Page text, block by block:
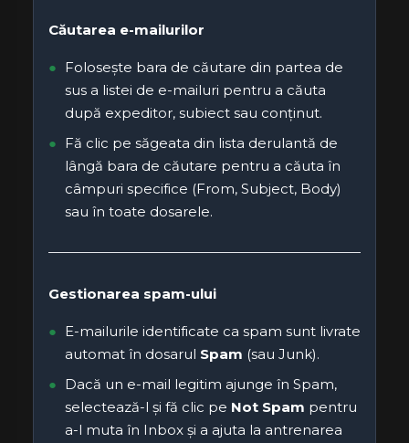
Căutarea e-mailurilor
Folosește bara de căutare din partea de
sus a listei de e-mailuri pentru a căuta
după expeditor, subiect sau conținut.
Fă clic pe săgeata din lista derulantă de
lângă bara de căutare pentru a căuta în
câmpuri specifice (From, Subject, Body)
sau în toate dosarele.
Gestionarea spam-ului
E-mailurile identificate ca spam sunt livrate
automat în dosarul Spam (sau Junk).
Dacă un e-mail legitim ajunge în Spam,
selectează-l și fă clic pe Not Spam pentru
a-l muta în Inbox și a ajuta la antrenarea